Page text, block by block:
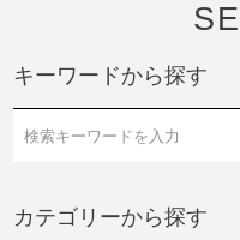
キーワードから探す
カテゴリーから探す